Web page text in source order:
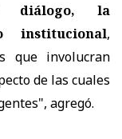
diálogo, la
institucional,
que involucran
de las cuales
agregó.